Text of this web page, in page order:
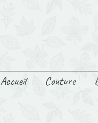
Accueil Couture